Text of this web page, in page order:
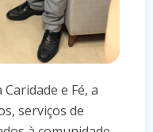
e Fé, a
serviços de